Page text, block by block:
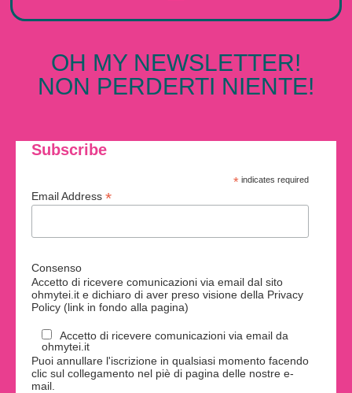
OH MY NEWSLETTER!
NON PERDERTI NIENTE!
Subscribe
* indicates required
Email Address *
Consenso
Accetto di ricevere comunicazioni via email dal sito
ohmytei.it e dichiaro di aver preso visione della Privacy
Policy (link in fondo alla pagina)
Accetto di ricevere comunicazioni via email da
ohmytei.it
Puoi annullare l'iscrizione in qualsiasi momento facendo
clic sul collegamento nel piè di pagina delle nostre e-
mail.